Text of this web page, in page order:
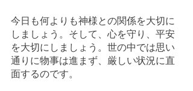
今日も何よりも神様との関係を大切に
しましょう。そして、心を守り、平安
を大切にしましょう。世の中では思い
通りに物事は進まず、厳しい状況に直
面するのです。